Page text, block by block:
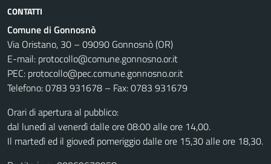
CONTATTI
Comune di Gonnosnò
Via Oristano, 30 – 09090 Gonnosnò (OR)
E-mail: protocollo@comune.gonnosno.or.it
PEC: protocollo@pec.comune.gonnosno.or.it
Telefono: 0783 931678 – Fax: 0783 931679
Orari di apertura al pubblico:
dal lunedì al venerdì dalle ore 08:00 alle ore 14,00.
Il martedì ed il giovedì pomeriggio dalle ore 15,30 alle ore 18,30.